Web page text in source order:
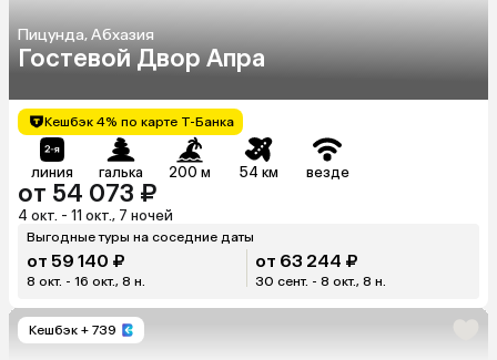
Пицунда, Абхазия
Гостевой Двор Апра
Кешбэк 4% по карте Т-Банка
линия галька 200 м 54 км везде
от 54 073 ₽
4 окт. - 11 окт., 7 ночей
Выгодные туры на соседние даты
от 59 140 ₽
8 окт. - 16 окт., 8 н.
от 63 244 ₽
30 сент. - 8 окт., 8 н.
Кешбэк + 739